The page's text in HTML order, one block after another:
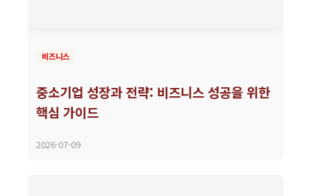
비즈니스
중소기업 성장과 전략: 비즈니스 성공을 위한
핵심 가이드
2026-07-09